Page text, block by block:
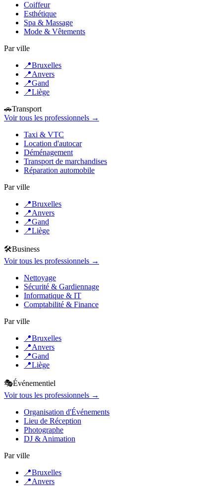
Coiffeur
Esthétique
Spa & Massage
Mode & Vêtements
Par ville
📍Bruxelles
📍Anvers
📍Gand
📍Liège
🚗Transport
Voir tous les professionnels →
Taxi & VTC
Location d'autocar
Déménagement
Transport de marchandises
Réparation automobile
Par ville
📍Bruxelles
📍Anvers
📍Gand
📍Liège
🛠️Business
Voir tous les professionnels →
Nettoyage
Sécurité & Gardiennage
Informatique & IT
Comptabilité & Finance
Par ville
📍Bruxelles
📍Anvers
📍Gand
📍Liège
🎭Événementiel
Voir tous les professionnels →
Organisation d'Événements
Lieu de Réception
Photographe
DJ & Animation
Par ville
📍Bruxelles
📍Anvers